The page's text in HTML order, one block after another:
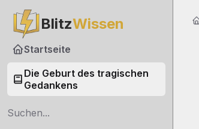
BlitzWissen
Startseite
Die Geburt des tragischen
Gedankens